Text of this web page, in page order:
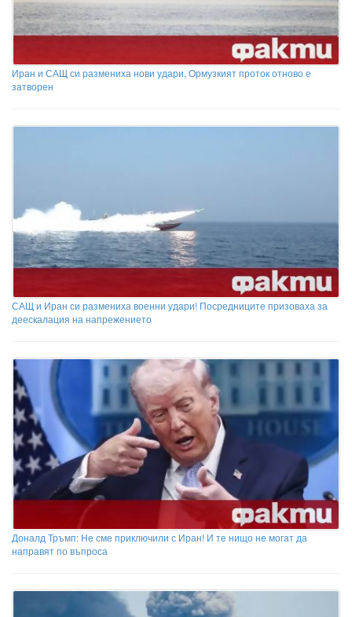
Иран и САЩ си размениха нови удари, Ормузкият проток отново е
затворен
САЩ и Иран си размениха военни удари! Посредниците призоваха за
деескалация на напрежението
Доналд Тръмп: Не сме приключили с Иран! И те нищо не могат да
направят по въпроса